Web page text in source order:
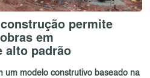
permite
em
alto padrão
um modelo construtivo baseado na